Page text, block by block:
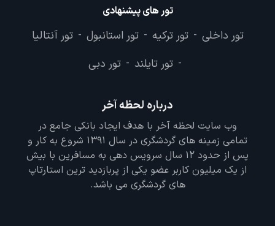
تور های پیشنهادی
تور داخلی - تور ترکیه - تور استانبول - تور آنتالیا
- تور تایلند - تور دبی
درباره لحظه آخر
وب سایت لحظه آخر با هدف ایجاد بانکی جامع در
تمامی زمینه های گردشگری در سال 1391 شروع به کار و
پس از حدود 12 سال سرویس دهی به مسافرین با بیش
از یک میلیون کاربر عضو یکی از پربازدید ترین استارتاپ
های گردشگری می باشد.